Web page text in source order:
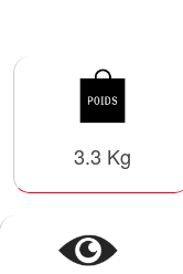
3.3 Kg